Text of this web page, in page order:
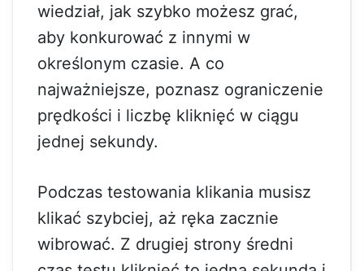
wiedział, jak szybko możesz grać,
aby konkurować z innymi w
określonym czasie. A co
najważniejsze, poznasz ograniczenie
prędkości i liczbę kliknięć w ciągu
jednej sekundy.
Podczas testowania klikania musisz
klikać szybciej, aż ręka zacznie
wibrować. Z drugiej strony średni